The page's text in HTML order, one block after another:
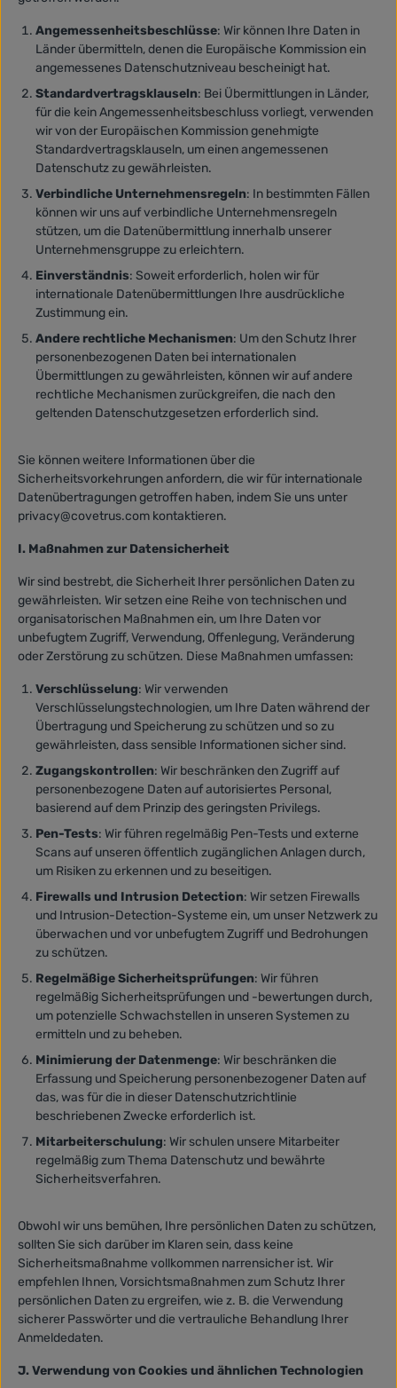
Angemessenheitsbeschlüsse: Wir können Ihre Daten in
Länder übermitteln, denen die Europäische Kommission ein
angemessenes Datenschutzniveau bescheinigt hat.
Standardvertragsklauseln: Bei Übermittlungen in Länder,
für die kein Angemessenheitsbeschluss vorliegt, verwenden
wir von der Europäischen Kommission genehmigte
Standardvertragsklauseln, um einen angemessenen
Datenschutz zu gewährleisten.
Verbindliche Unternehmensregeln: In bestimmten Fällen
können wir uns auf verbindliche Unternehmensregeln
stützen, um die Datenübermittlung innerhalb unserer
Unternehmensgruppe zu erleichtern.
Einverständnis: Soweit erforderlich, holen wir für
internationale Datenübermittlungen Ihre ausdrückliche
Zustimmung ein.
Andere rechtliche Mechanismen: Um den Schutz Ihrer
personenbezogenen Daten bei internationalen
Übermittlungen zu gewährleisten, können wir auf andere
rechtliche Mechanismen zurückgreifen, die nach den
geltenden Datenschutzgesetzen erforderlich sind.
Sie können weitere Informationen über die
Sicherheitsvorkehrungen anfordern, die wir für internationale
Datenübertragungen getroffen haben, indem Sie uns unter
privacy@covetrus.com kontaktieren.
I. Maßnahmen zur Datensicherheit
Wir sind bestrebt, die Sicherheit Ihrer persönlichen Daten zu
gewährleisten. Wir setzen eine Reihe von technischen und
organisatorischen Maßnahmen ein, um Ihre Daten vor
unbefugtem Zugriff, Verwendung, Offenlegung, Veränderung
oder Zerstörung zu schützen. Diese Maßnahmen umfassen:
Verschlüsselung: Wir verwenden
Verschlüsselungstechnologien, um Ihre Daten während der
Übertragung und Speicherung zu schützen und so zu
gewährleisten, dass sensible Informationen sicher sind.
Zugangskontrollen: Wir beschränken den Zugriff auf
personenbezogene Daten auf autorisiertes Personal,
basierend auf dem Prinzip des geringsten Privilegs.
Pen-Tests: Wir führen regelmäßig Pen-Tests und externe
Scans auf unseren öffentlich zugänglichen Anlagen durch,
um Risiken zu erkennen und zu beseitigen.
Firewalls und Intrusion Detection: Wir setzen Firewalls
und Intrusion-Detection-Systeme ein, um unser Netzwerk zu
überwachen und vor unbefugtem Zugriff und Bedrohungen
zu schützen.
Regelmäßige Sicherheitsprüfungen: Wir führen
regelmäßig Sicherheitsprüfungen und -bewertungen durch,
um potenzielle Schwachstellen in unseren Systemen zu
ermitteln und zu beheben.
Minimierung der Datenmenge: Wir beschränken die
Erfassung und Speicherung personenbezogener Daten auf
das, was für die in dieser Datenschutzrichtlinie
beschriebenen Zwecke erforderlich ist.
Mitarbeiterschulung: Wir schulen unsere Mitarbeiter
regelmäßig zum Thema Datenschutz und bewährte
Sicherheitsverfahren.
Obwohl wir uns bemühen, Ihre persönlichen Daten zu schützen,
sollten Sie sich darüber im Klaren sein, dass keine
Sicherheitsmaßnahme vollkommen narrensicher ist. Wir
empfehlen Ihnen, Vorsichtsmaßnahmen zum Schutz Ihrer
persönlichen Daten zu ergreifen, wie z. B. die Verwendung
sicherer Passwörter und die vertrauliche Behandlung Ihrer
Anmeldedaten.
J. Verwendung von Cookies und ähnlichen Technologien